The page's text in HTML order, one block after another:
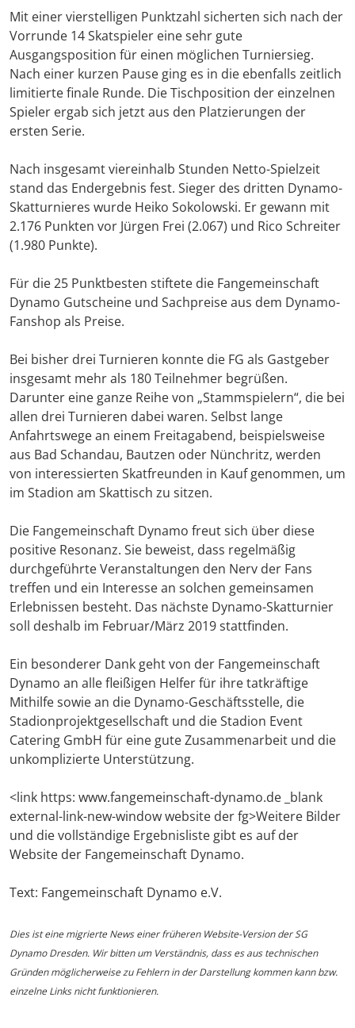
Mit einer vierstelligen Punktzahl sicherten sich nach der
Vorrunde 14 Skatspieler eine sehr gute
Ausgangsposition für einen möglichen Turniersieg.
Nach einer kurzen Pause ging es in die ebenfalls zeitlich
limitierte finale Runde. Die Tischposition der einzelnen
Spieler ergab sich jetzt aus den Platzierungen der
ersten Serie.
Nach insgesamt viereinhalb Stunden Netto-Spielzeit
stand das Endergebnis fest. Sieger des dritten Dynamo-
Skatturnieres wurde Heiko Sokolowski. Er gewann mit
2.176 Punkten vor Jürgen Frei (2.067) und Rico Schreiter
(1.980 Punkte).
Für die 25 Punktbesten stiftete die Fangemeinschaft
Dynamo Gutscheine und Sachpreise aus dem Dynamo-
Fanshop als Preise.
Bei bisher drei Turnieren konnte die FG als Gastgeber
insgesamt mehr als 180 Teilnehmer begrüßen.
Darunter eine ganze Reihe von „Stammspielern“, die bei
allen drei Turnieren dabei waren. Selbst lange
Anfahrtswege an einem Freitagabend, beispielsweise
aus Bad Schandau, Bautzen oder Nünchritz, werden
von interessierten Skatfreunden in Kauf genommen, um
im Stadion am Skattisch zu sitzen.
Die Fangemeinschaft Dynamo freut sich über diese
positive Resonanz. Sie beweist, dass regelmäßig
durchgeführte Veranstaltungen den Nerv der Fans
treffen und ein Interesse an solchen gemeinsamen
Erlebnissen besteht. Das nächste Dynamo-Skatturnier
soll deshalb im Februar/März 2019 stattfinden.
Ein besonderer Dank geht von der Fangemeinschaft
Dynamo an alle fleißigen Helfer für ihre tatkräftige
Mithilfe sowie an die Dynamo-Geschäftsstelle, die
Stadionprojektgesellschaft und die Stadion Event
Catering GmbH für eine gute Zusammenarbeit und die
unkomplizierte Unterstützung.
<link https: www.fangemeinschaft-dynamo.de _blank
external-link-new-window website der fg>Weitere Bilder
und die vollständige Ergebnisliste gibt es auf der
Website der Fangemeinschaft Dynamo.
Text: Fangemeinschaft Dynamo e.V.
Dies ist eine migrierte News einer früheren Website-Version der SG
Dynamo Dresden. Wir bitten um Verständnis, dass es aus technischen
Gründen möglicherweise zu Fehlern in der Darstellung kommen kann bzw.
einzelne Links nicht funktionieren.